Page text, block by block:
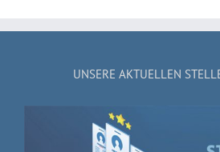
UNSERE AKTUELLEN